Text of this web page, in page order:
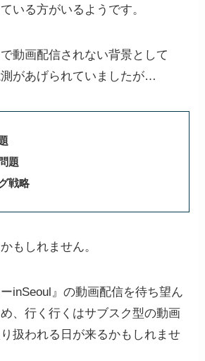
いる方がいるようです。
動画配信されない背景として
があげられていましたが…
題
戦略
もしれません。
ーinSeoul』の動画配信を待ち望ん
、行く行くはサブスク型の動画
扱われる日が来るかもしれませ